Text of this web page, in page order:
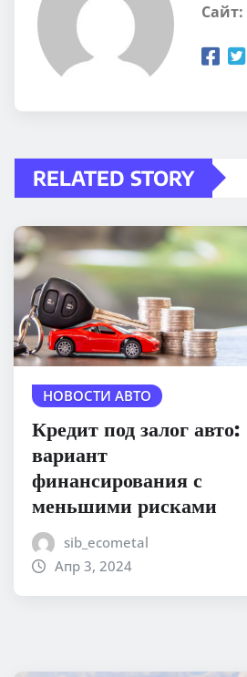
Сайт:
RELATED STORY
НОВОСТИ АВТО
Кредит под залог авто:
вариант
финансирования с
меньшими рисками
sib_ecometal
Апр 3, 2024